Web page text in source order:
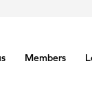
Members